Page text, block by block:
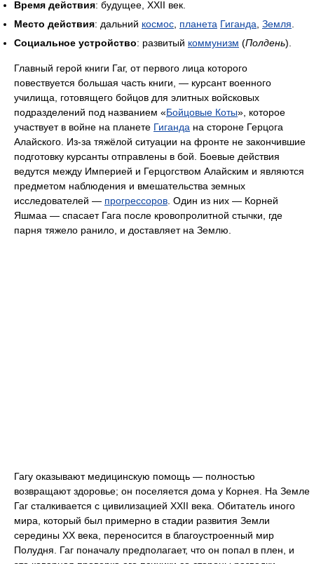
Время действия: будущее, XXII век.
Место действия: дальний космос планета Гиганда Земля
Социальное устройство: развитый коммунизм (Полдень).
Главный герой книги Гаг, от первого лица которого
повествуется большая часть книги, — курсант военного
училища, готовящего бойцов для элитных войсковых
подразделений под названием «Бойцовые Коты», которое
участвует в войне на планете Гиганда на стороне Герцога
Алайского. Из-за тяжёлой ситуации на фронте не закончившие
подготовку курсанты отправлены в бой. Боевые действия
ведутся между Империей и Герцогством Алайским и являются
предметом наблюдения и вмешательства земных
исследователей — прогрессоров . Один из них — Корней
Яшмаа — спасает Гага после кровопролитной стычки, где
парня тяжело ранило, и доставляет на Землю.
Гагу оказывают медицинскую помощь — полностью
возвращают здоровье; он поселяется дома у Корнея. На Земле
Гаг сталкивается с цивилизацией XXII века. Обитатель иного
мира, который был примерно в стадии развития Земли
середины XX века, переносится в благоустроенный мир
Полудня. Гаг поначалу предполагает, что он попал в плен, и